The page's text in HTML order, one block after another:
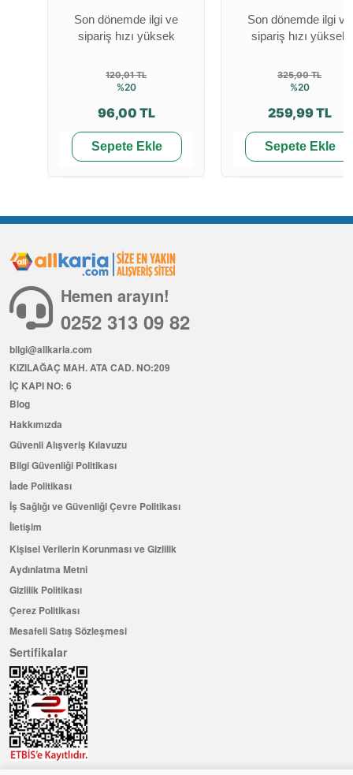
Son dönemde ilgi ve
sipariş hızı yüksek
120,01 TL
%20
96,00 TL
Sepete Ekle
Son dönemde ilgi ve
sipariş hızı yüksek
325,00 TL
%20
259,99 TL
Sepete Ekle
Hemen arayın!
0252 313 09 82
bilgi@allkaria.com
KIZILAĞAÇ MAH. ATA CAD. NO:209
İÇ KAPI NO: 6
Blog
Hakkımızda
Güvenli Alışveriş Kılavuzu
Bilgi Güvenliği Politikası
İade Politikası
İş Sağlığı ve Güvenliği Çevre Politikası
İletişim
Kişisel Verilerin Korunması ve Gizlilik
Aydınlatma Metni
Gizlilik Politikası
Çerez Politikası
Mesafeli Satış Sözleşmesi
Sertifikalar